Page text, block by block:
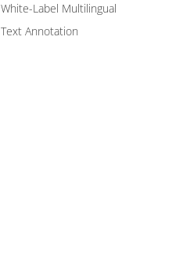
White-Label Multilingual
Text Annotation